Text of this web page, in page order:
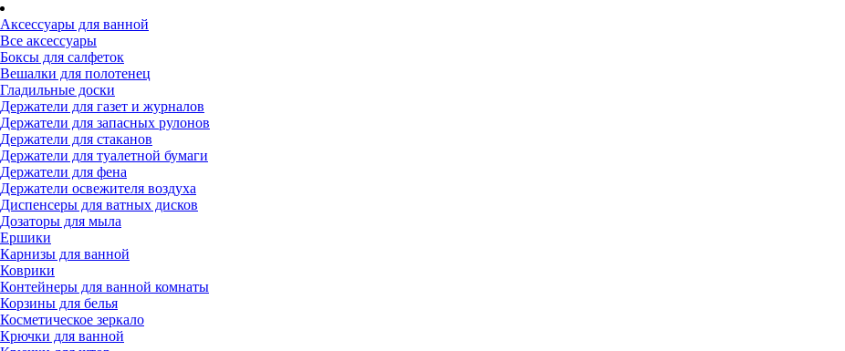
Аксессуары для ванной
Все аксессуары
Боксы для салфеток
Вешалки для полотенец
Гладильные доски
Держатели для газет и журналов
Держатели для запасных рулонов
Держатели для стаканов
Держатели для туалетной бумаги
Держатели для фена
Держатели освежителя воздуха
Диспенсеры для ватных дисков
Дозаторы для мыла
Ершики
Карнизы для ванной
Коврики
Контейнеры для ванной комнаты
Корзины для белья
Косметическое зеркало
Крючки для ванной